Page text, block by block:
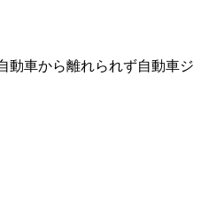
動車から離れられず自動車ジ